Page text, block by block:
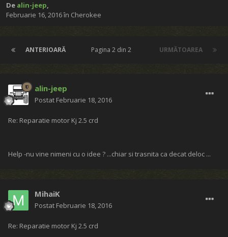
De alin-jeep,
Februarie 16, 2016în Cherokee
ANTERIOARĂ URMĂTOAREA
Pagina 2 din 2
alin-jeep
Postat Februarie 18, 2016
Re: Reparatie motor Kj 2.5 crd
Help -nu vine nimeni cu o idee ? ...chiar si trasnita ca decat deloc ...
MihaiK
Postat Februarie 18, 2016
Re: Reparatie motor Kj 2.5 crd